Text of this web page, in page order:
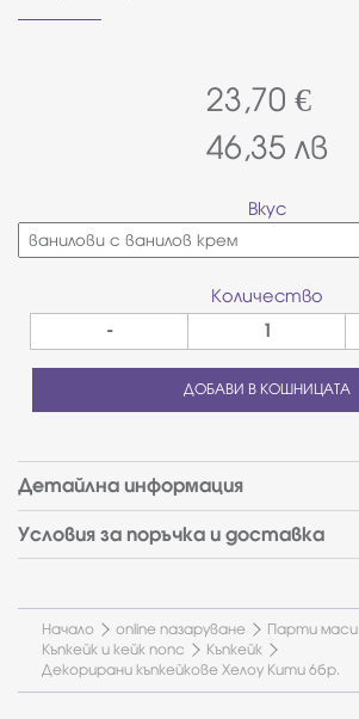
23,70 €
46,35 лв
Вкус
Количество
-
ДОБАВИ В КОШНИЦАТА
Детайлна информация
Условия за поръчка и доставка
Начало online пазаруване
Парти маси
Къпкейк и кейк попс
Къпкейк
Декорирани къпкейкове Хелоу Кити 6бр.